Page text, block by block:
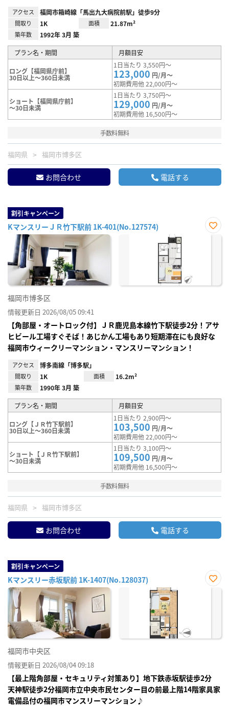
アクセス 福岡市箱崎線「馬出九大病院前駅」徒歩9分
間取り 1K 面積 21.87m²
築年数 1992年 3月 築
プラン名・期間 月額目安
ロング【福岡県庁前】
30日以上～360日未満
1日当たり 3,550円～
123,000 円/月～
初期費用他 22,000円～
ショート【福岡県庁前】
～30日未満
1日当たり 3,750円～
129,000 円/月～
初期費用他 16,500円～
手数料無料
福岡県 福岡市博多区
お問合わせ 電話する
割引キャンペーン
KマンスリーＪＲ竹下駅前 1K-401(No.127574)
お気
福岡市博多区
情報更新日 2026/08/05 09:41
【角部屋・オートロック付】ＪＲ鹿児島本線竹下駅徒歩2分！アサ
ヒビール工場すぐそば！あじかん工場もあり短期滞在にも良好な
福岡市ウィークリーマンション・マンスリーマンション！
アクセス 博多南線「博多駅」
間取り 1K 面積 16.2m²
築年数 1990年 3月 築
プラン名・期間 月額目安
ロング【ＪＲ竹下駅前】
30日以上～360日未満
1日当たり 2,900円～
103,500 円/月～
初期費用他 22,000円～
ショート【ＪＲ竹下駅前】
～30日未満
1日当たり 3,100円～
109,500 円/月～
初期費用他 16,500円～
手数料無料
福岡県 福岡市博多区
お問合わせ 電話する
割引キャンペーン
Kマンスリー赤坂駅前 1K-1407(No.128037)
お気
福岡市中央区
情報更新日 2026/08/04 09:18
【最上階角部屋・セキュリティ対策あり】地下鉄赤坂駅徒歩2分
天神駅徒歩2分福岡市立中央市民センター目の前最上階14階家具家
電備品付の福岡市マンスリーマンション♪